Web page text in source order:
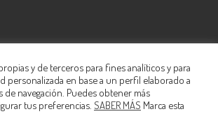
y de terceros para fines analíticos y para
personalizada en base a un perfil elaborado a
navegación. Puedes obtener más
tus preferencias. SABER MÁS Marca esta